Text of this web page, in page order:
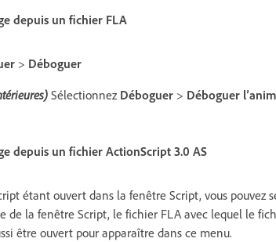
depuis un fichier FLA
> Déboguer
Sélectionnez Déboguer > Déboguer
depuis un fichier ActionScript 3.0 AS
étant ouvert dans la fenêtre Script, vous pouvez
de la fenêtre Script, le fichier FLA avec lequel le
être ouvert pour apparaître dans ce menu.